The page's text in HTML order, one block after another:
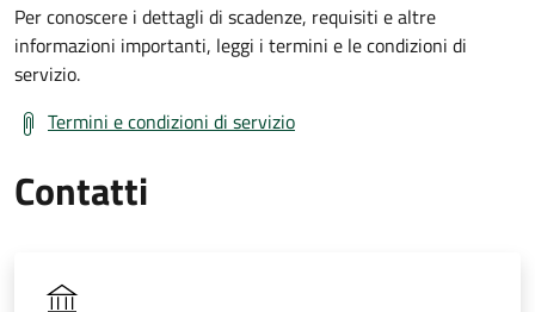
Per conoscere i dettagli di scadenze, requisiti e altre
informazioni importanti, leggi i termini e le condizioni di
servizio.
Termini e condizioni di servizio
Contatti